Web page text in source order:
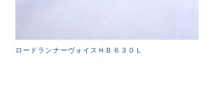
ロードランナーヴォイスＨＢ６３０Ｌ